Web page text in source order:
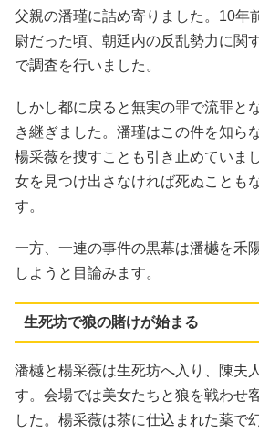
父親の潘瑾に詰め寄りました。10年
尉だった頃、朝廷内の反乱勢力に関
で調査を行いました。
しかし都に戻ると無実の罪で流罪と
き継ぎました。潘瑾はこの件を知ら
楊采薇を捜すことも引き止めていま
女を見つけ出さなければ死ぬことも
す。
一方、一連の事件の黒幕は潘樾を禾
しようと目論みます。
生死坊で狼の賭けが始まる
潘樾と楊采薇は生死坊へ入り、陳夫
す。会場では美女たちと狼を戦わせ
した。楊采薇は茶に仕込まれた薬で